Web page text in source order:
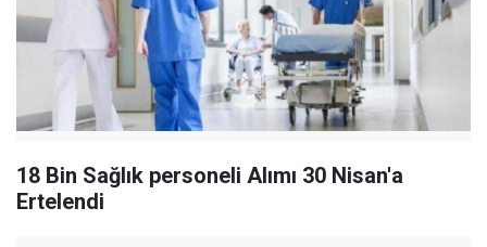
18 Bin Sağlık personeli Alımı 30 Nisan'a
Ertelendi